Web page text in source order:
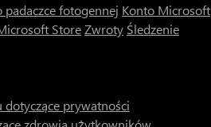
padaczce fotogennej Konto Microsoft
StoreZwroty Śledzenie
prywatności